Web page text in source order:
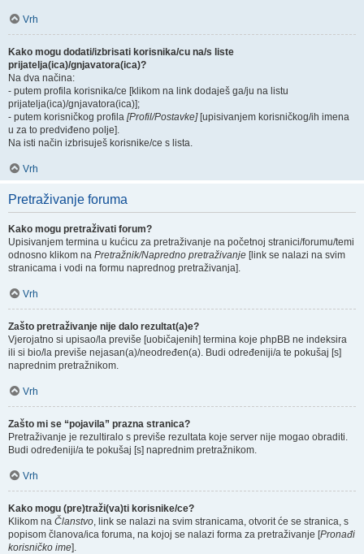
Vrh
Kako mogu dodati/izbrisati korisnika/cu na/s liste
prijatelja(ica)/gnjavatora(ica)?
Na dva načina:
- putem profila korisnika/ce [klikom na link dodaješ ga/ju na listu
prijatelja(ica)/gnjavatora(ica)];
- putem korisničkog profila [Profil/Postavke][upisivanjem korisničkog/ih imena
u za to predviđeno polje].
Na isti način izbrisuješ korisnike/ce s lista.
Vrh
Pretraživanje foruma
Kako mogu pretraživati forum?
Upisivanjem termina u kućicu za pretraživanje na početnoj stranici/forumu/temi
odnosno klikom na Pretražnik/Napredno pretraživanje [link se nalazi na svim
stranicama i vodi na formu naprednog pretraživanja].
Vrh
Zašto pretraživanje nije dalo rezultat(a)e?
Vjerojatno si upisao/la previše [uobičajenih] termina koje phpBB ne indeksira
ili si bio/la previše nejasan(a)/neodređen(a). Budi određeniji/a te pokušaj [s]
naprednim pretražnikom.
Vrh
Zašto mi se “pojavila” prazna stranica?
Pretraživanje je rezultiralo s previše rezultata koje server nije mogao obraditi.
Budi određeniji/a te pokušaj [s] naprednim pretražnikom.
Vrh
Kako mogu (pre)traži(va)ti korisnike/ce?
Klikom na Članstvo, link se nalazi na svim stranicama, otvorit će se stranica, s
popisom članova/ica foruma, na kojoj se nalazi forma za pretraživanje [Pronađi
korisničko ime].